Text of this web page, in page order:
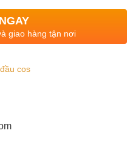
giao hàng tận nơi
đầu cos